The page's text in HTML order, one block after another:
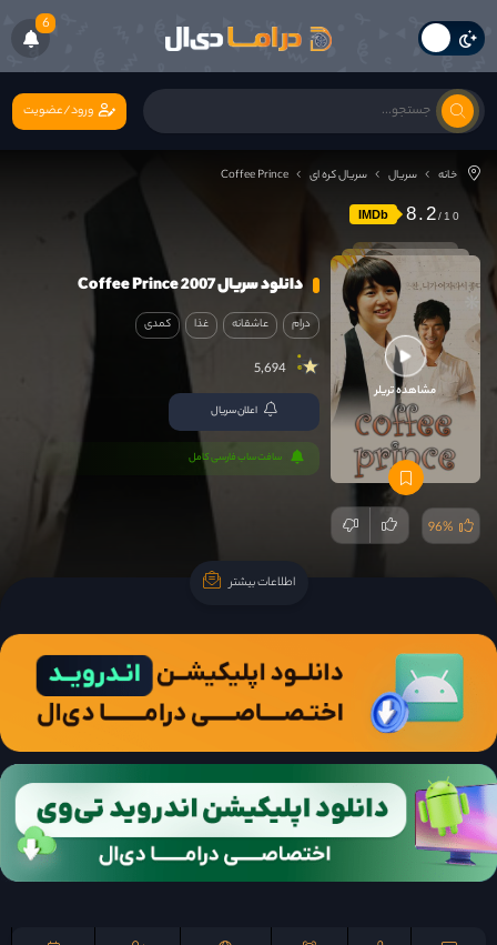
6
ورود/عضویت
خانه سریال سریال کره ای Coffee Prince
IMDb 8.2
مشاهده تریلر
96%
دانلود سریال Coffee Prince 2007
درام عاشقانه غذا کمدی
5,694
اعلان سریال
سافت ساب فارسی کامل
اطلاعات بیشتر